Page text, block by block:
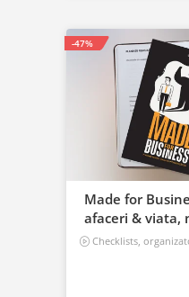
Made for
afaceri & viata,
Checklists,
-47%